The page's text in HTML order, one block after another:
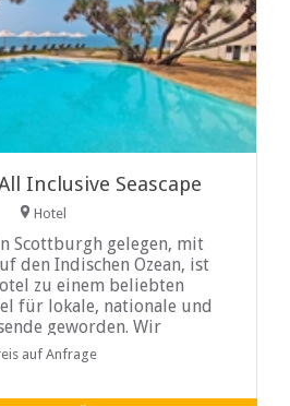
Inclusive Seascape
Hotel
Scottburgh gelegen, mit
den Indischen Ozean, ist
zu einem beliebten
für lokale, nationale und
geworden. Wir
moderne Zimmer, die mit ...
auf Anfrage